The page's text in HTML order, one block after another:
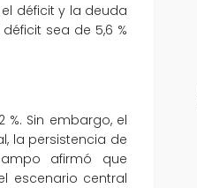
déficit y la deuda
sea de 5,6 %
Sin embargo, el
la persistencia de
afirmó que
escenario central